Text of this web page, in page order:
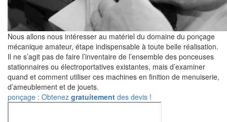
Nous allons nous intéresser au matériel du domaine du ponçage
mécanique amateur, étape indispensable à toute belle réalisation.
Il ne s’agit pas de faire l’inventaire de l’ensemble des ponceuses
stationnaires ou électroportatives existantes, mais d’examiner
quand et comment utiliser ces machines en finition de menuiserie,
d’ameublement et de jouets.
ponçage : Obtenez gratuitement des devis !